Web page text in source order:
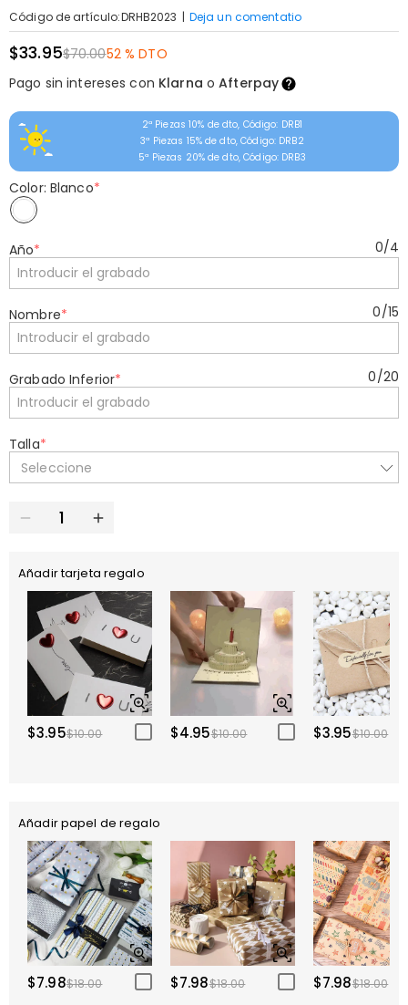
Código de artículo:DRHB2023 | Deja un comentatio
$33.95$70.0052 % DTO
Pago sin intereses con Klarna oAfterpay
2ª Piezas 10% de dto, Código: DRB1
3ª Piezas 15% de dto, Código: DRB2
5ª Piezas 20% de dto, Código: DRB3
Color: Blanco*
Año* 0/4
Nombre* 0/15
Grabado Inferior* 0/20
Talla*
Seleccione
Añadir tarjeta regalo
$3.95$10.00 $4.95$10.00 $3.95$10.00
Añadir papel de regalo
$7.98$18.00 $7.98$18.00 $7.98$18.00